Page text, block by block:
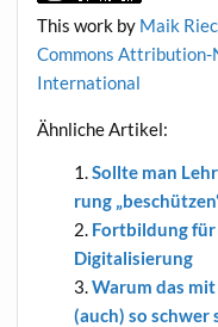
This work by Maik
Com­mons Attri­bu­ti­on-
International
Ähn­li­che Artikel:
Soll­te man
rung
Fort­bil­dung
Digitalisierung
War­um das
(auch) so schwer